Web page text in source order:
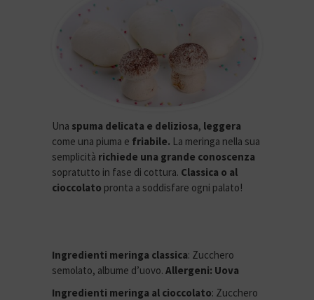
Una spuma delicata e deliziosa, leggera
come una piuma e friabile. La meringa nella sua
semplicità richiede una grande conoscenza
sopratutto in fase di cottura. Classica o al
cioccolato pronta a soddisfare ogni palato!
Ingredienti meringa classica: Zucchero
semolato, albume d’uovo. Allergeni: Uova
Ingredienti meringa al cioccolato: Zucchero